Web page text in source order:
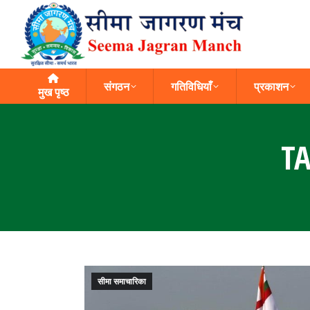
मुख पृष्ठ संगठन गतिविधियाँ प्रकाशन
सीमा समाचारिका